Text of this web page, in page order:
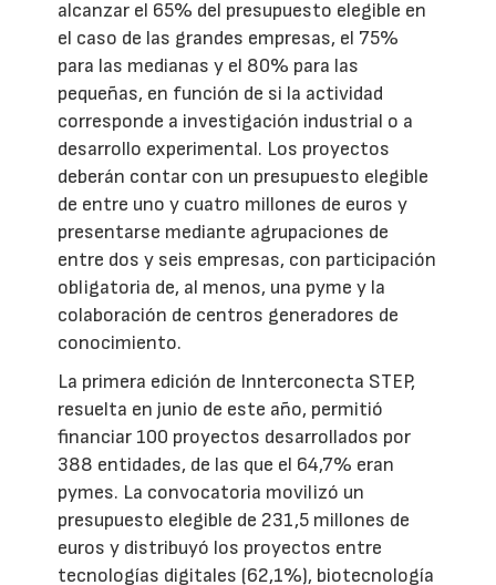
alcanzar el 65% del presupuesto elegible en
el caso de las grandes empresas, el 75%
para las medianas y el 80% para las
pequeñas, en función de si la actividad
corresponde a investigación industrial o a
desarrollo experimental. Los proyectos
deberán contar con un presupuesto elegible
de entre uno y cuatro millones de euros y
presentarse mediante agrupaciones de
entre dos y seis empresas, con participación
obligatoria de, al menos, una pyme y la
colaboración de centros generadores de
conocimiento.
La primera edición de Innterconecta STEP,
resuelta en junio de este año, permitió
financiar 100 proyectos desarrollados por
388 entidades, de las que el 64,7% eran
pymes. La convocatoria movilizó un
presupuesto elegible de 231,5 millones de
euros y distribuyó los proyectos entre
tecnologías digitales (62,1%), biotecnología